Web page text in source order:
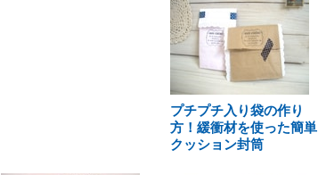
プチプチ入り袋の作り
方！緩衝材を使った簡単
クッション封筒